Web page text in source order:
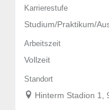
Karrierestufe
Studium/Praktikum/
Arbeitszeit
Vollzeit
Standort
Hinterm Stadion 1,